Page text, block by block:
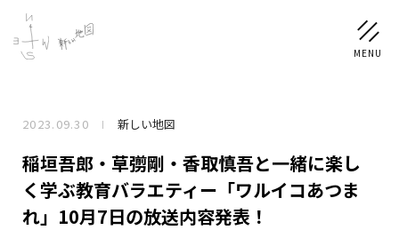
NEWS
SCHEDULE
2023.09.30 新しい地図
稲垣吾郎・草彅剛・香取慎吾と一緒に楽し
く学ぶ教育バラエティー「ワルイコあつま
れ」10月7日の放送内容発表！